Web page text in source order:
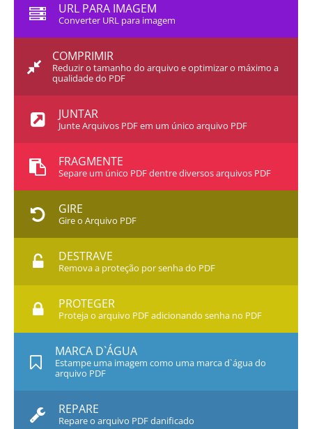
URL PARA IMAGEM
Converter URL para imagem
COMPRIMIR
Reduzir o tamanho do arquivo e optimizar o máximo a
qualidade do PDF
JUNTAR
Junte Arquivos PDF em um único arquivo PDF
FRAGMENTE
Separe um único PDF dentre diversos arquivos PDF
GIRE
Gire o Arquivo PDF
DESTRAVE
Remova a proteção por senha do PDF
PROTEGER
Proteja o arquivo PDF adicionando senha no PDF
MARCA D`ÁGUA
Estampe uma imagem como uma marca d`água do
arquivo PDF
REPARE
Repare o arquivo PDF danificado